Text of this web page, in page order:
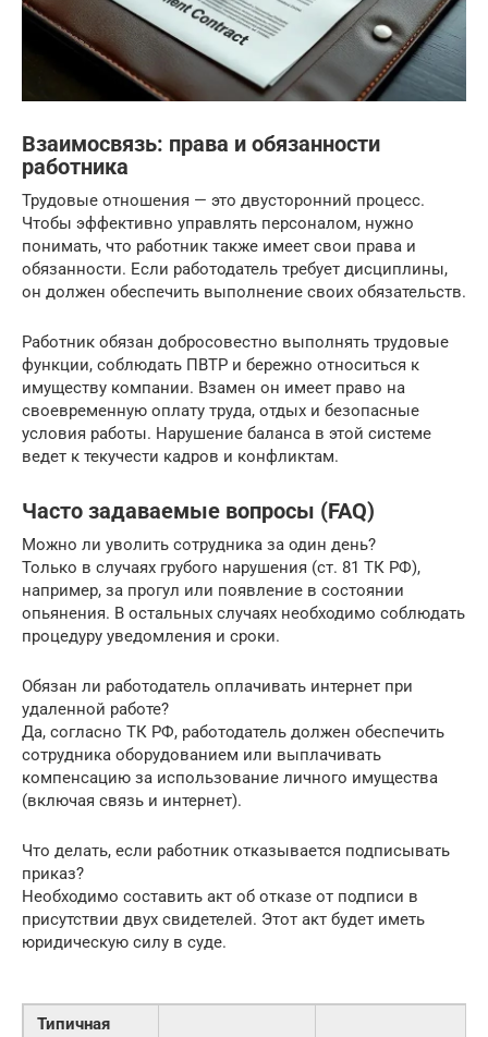
Взаимосвязь: права и обязанности
работника
Трудовые отношения — это двусторонний процесс.
Чтобы эффективно управлять персоналом, нужно
понимать, что работник также имеет свои права и
обязанности. Если работодатель требует дисциплины,
он должен обеспечить выполнение своих обязательств.
Работник обязан добросовестно выполнять трудовые
функции, соблюдать ПВТР и бережно относиться к
имуществу компании. Взамен он имеет право на
своевременную оплату труда, отдых и безопасные
условия работы. Нарушение баланса в этой системе
ведет к текучести кадров и конфликтам.
Часто задаваемые вопросы (FAQ)
Можно ли уволить сотрудника за один день?
Только в случаях грубого нарушения (ст. 81 ТК РФ),
например, за прогул или появление в состоянии
опьянения. В остальных случаях необходимо соблюдать
процедуру уведомления и сроки.
Обязан ли работодатель оплачивать интернет при
удаленной работе?
Да, согласно ТК РФ, работодатель должен обеспечить
сотрудника оборудованием или выплачивать
компенсацию за использование личного имущества
(включая связь и интернет).
Что делать, если работник отказывается подписывать
приказ?
Необходимо составить акт об отказе от подписи в
присутствии двух свидетелей. Этот акт будет иметь
юридическую силу в суде.
Типичная